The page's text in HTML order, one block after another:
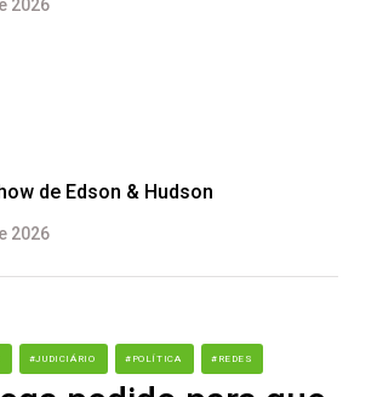
2026
de Edson & Hudson
2026
#JUDICIÁRIO #POLÍTICA #REDES